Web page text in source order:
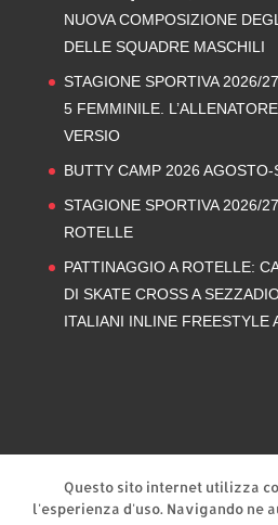
NUOVA COMPOSIZIONE
DELLE SQUADRE MASCHILI
STAGIONE SPORTIVA 2026/
5 FEMMINILE.
VERSIO
BUTTY CAMP 2026
STAGIONE SPORTIVA 2026/
ROTELLE
PATTINAGGIO A ROTELLE:
DI SKATE CROSS A
ITALIANI INLINE FREESTYLE
Questo sito internet utilizza
l'esperienza d'uso. Navigando ne